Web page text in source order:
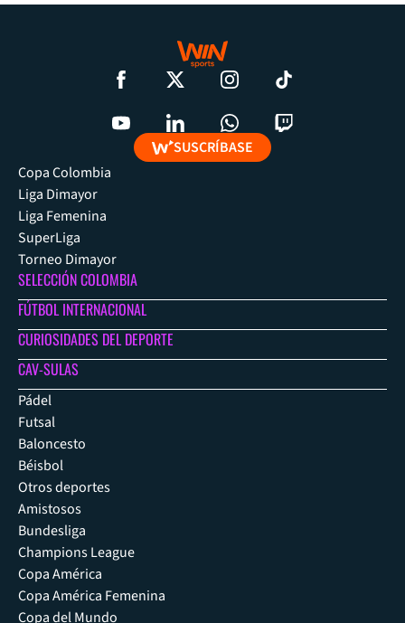
SUSCRÍBASE
Copa Colombia
Liga Dimayor
Liga Femenina
SuperLiga
Torneo Dimayor
SELECCIÓN COLOMBIA
FÚTBOL INTERNACIONAL
CURIOSIDADES DEL DEPORTE
CAV-SULAS
Pádel
Futsal
Baloncesto
Béisbol
Otros deportes
Amistosos
Bundesliga
Champions League
Copa América
Copa América Femenina
Copa del Mundo